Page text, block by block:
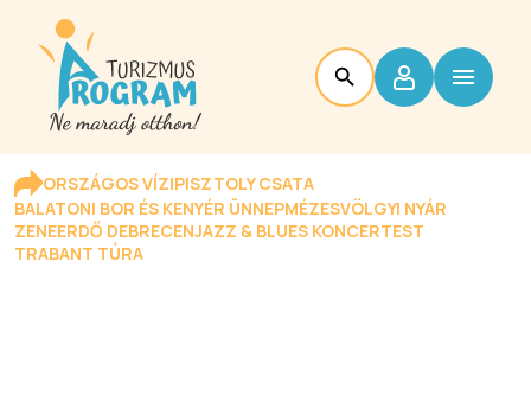
ORSZÁGOS VÍZIPISZTOLY CSATA
BALATONI BOR ÉS KENYÉR ÜNNEPMÉZESVÖLGYI NYÁR
ZENEERDŐ DEBRECENJAZZ & BLUES KONCERTEST
TRABANT TÚRA